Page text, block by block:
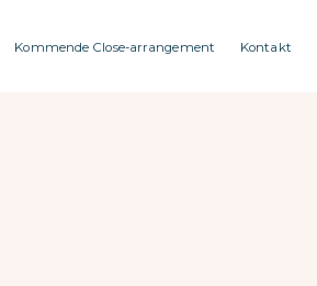
Kommende Close-arrangement Kontakt